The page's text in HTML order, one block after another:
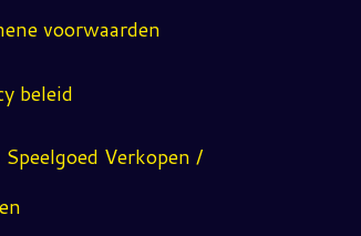
voorwaarden
beleid
Verkopen /